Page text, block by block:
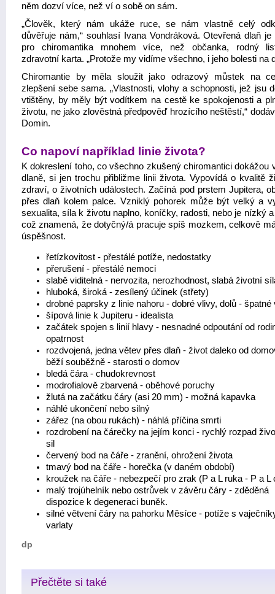
něm dozví více, než ví o sobě on sám.
„Člověk, který nám ukáže ruce, se nám vlastně celý
důvěřuje nám,“ souhlasí Ivana Vondráková. Otevřená dlaň
pro chiromantika mnohem více, než občanka, rodný
zdravotní karta. „Protože my vidíme všechno, i jeho bolesti na
Chiromantie by měla sloužit jako odrazový můstek na
zlepšení sebe sama. „Vlastnosti, vlohy a schopnosti, jež jsu
vtištěny, by měly být vodítkem na cestě ke spokojenosti a
životu, ne jako zlověstná předpověď hrozícího neštěstí,“
Domin.
Co napoví například linie života?
K dokreslení toho, co všechno zkušený chiromantici dokážou
dlaně, si jen trochu přibližme linii života. Vypovídá o kvalitě
zdraví, o životních událostech. Začíná pod prstem Jupitera,
přes dlaň kolem palce. Vzniklý pohorek může být velký a
sexualita, síla k životu naplno, koníčky, radosti, nebo je nízký
což znamená, že dotyčný/á pracuje spíš mozkem, celkově
úspěšnost.
řetízkovitost - přestálé potíže, nedostatky
přerušení - přestálé nemoci
slabě viditelná - nervozita, nerozhodnost, slabá životní
hluboká, široká - zesílený účinek (střety)
drobné paprsky z linie nahoru - dobré vlivy, dolů - špatné
šípová linie k Jupiteru - idealista
začátek spojen s linií hlavy - nesnadné odpoutání od
opatrnost
rozdvojená, jedna větev přes dlaň - život daleko od
běží souběžně - starosti o domov
bledá čára - chudokrevnost
modrofialově zbarvená - oběhové poruchy
žlutá na začátku čáry (asi 20 mm) - možná kapavka
náhlé ukončení nebo silný
zářez (na obou rukách) - náhlá příčina smrti
rozdrobení na čárečky na jejím konci - rychlý rozpad
sil
červený bod na čáře - zranění, ohrožení života
tmavý bod na čáře - horečka (v daném období)
kroužek na čáře - nebezpečí pro zrak (P a L ruka - P a L
malý trojúhelník nebo ostrůvek v závěru čáry - zděděná
dispozice k degeneraci buněk.
silné větvení čáry na pahorku Měsíce - potíže s
varlaty
dp
Přečtěte si také